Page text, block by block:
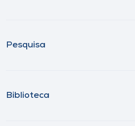
Pesquisa
Biblioteca